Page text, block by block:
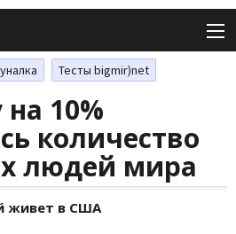
Тесты bigmir)net
на 10%
количество
людей мира
живет в США